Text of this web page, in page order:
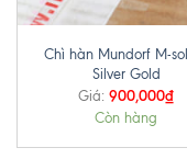
Chì hàn Mundorf M-
Silver Gold
Giá: 900,000₫
Còn hàng